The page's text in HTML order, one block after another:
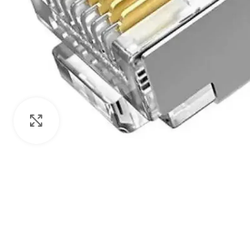
Click to enlarge